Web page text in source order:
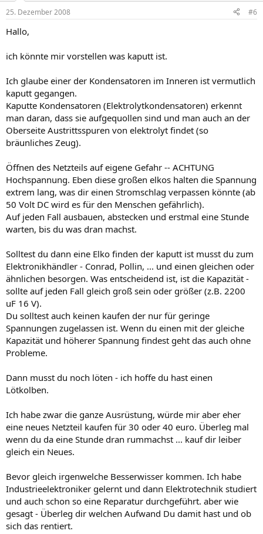
25. Dezember 2008 #6
Hallo,
ich könnte mir vorstellen was kaputt ist.
Ich glaube einer der Kondensatoren im Inneren ist vermutlich
kaputt gegangen.
Kaputte Kondensatoren (Elektrolytkondensatoren) erkennt
man daran, dass sie aufgequollen sind und man auch an der
Oberseite Austrittsspuren von elektrolyt findet (so
bräunliches Zeug).
Öffnen des Netzteils auf eigene Gefahr -- ACHTUNG
Hochspannung. Eben diese großen elkos halten die Spannung
extrem lang, was dir einen Stromschlag verpassen könnte (ab
50 Volt DC wird es für den Menschen gefährlich).
Auf jeden Fall ausbauen, abstecken und erstmal eine Stunde
warten, bis du was dran machst.
Solltest du dann eine Elko finden der kaputt ist musst du zum
Elektronikhändler - Conrad, Pollin, ... und einen gleichen oder
ähnlichen besorgen. Was entscheidend ist, ist die Kapazität -
sollte auf jeden Fall gleich groß sein oder größer (z.B. 2200
uF 16 V).
Du solltest auch keinen kaufen der nur für geringe
Spannungen zugelassen ist. Wenn du einen mit der gleiche
Kapazität und höherer Spannung findest geht das auch ohne
Probleme.
Dann musst du noch löten - ich hoffe du hast einen
Lötkolben.
Ich habe zwar die ganze Ausrüstung, würde mir aber eher
eine neues Netzteil kaufen für 30 oder 40 euro. Überleg mal
wenn du da eine Stunde dran rummachst ... kauf dir leiber
gleich ein Neues.
Bevor gleich irgenwelche Besserwisser kommen. Ich habe
Industrieelektroniker gelernt und dann Elektrotechnik studiert
und auch schon so eine Reparatur durchgeführt. aber wie
gesagt - Überleg dir welchen Aufwand Du damit hast und ob
sich das rentiert.